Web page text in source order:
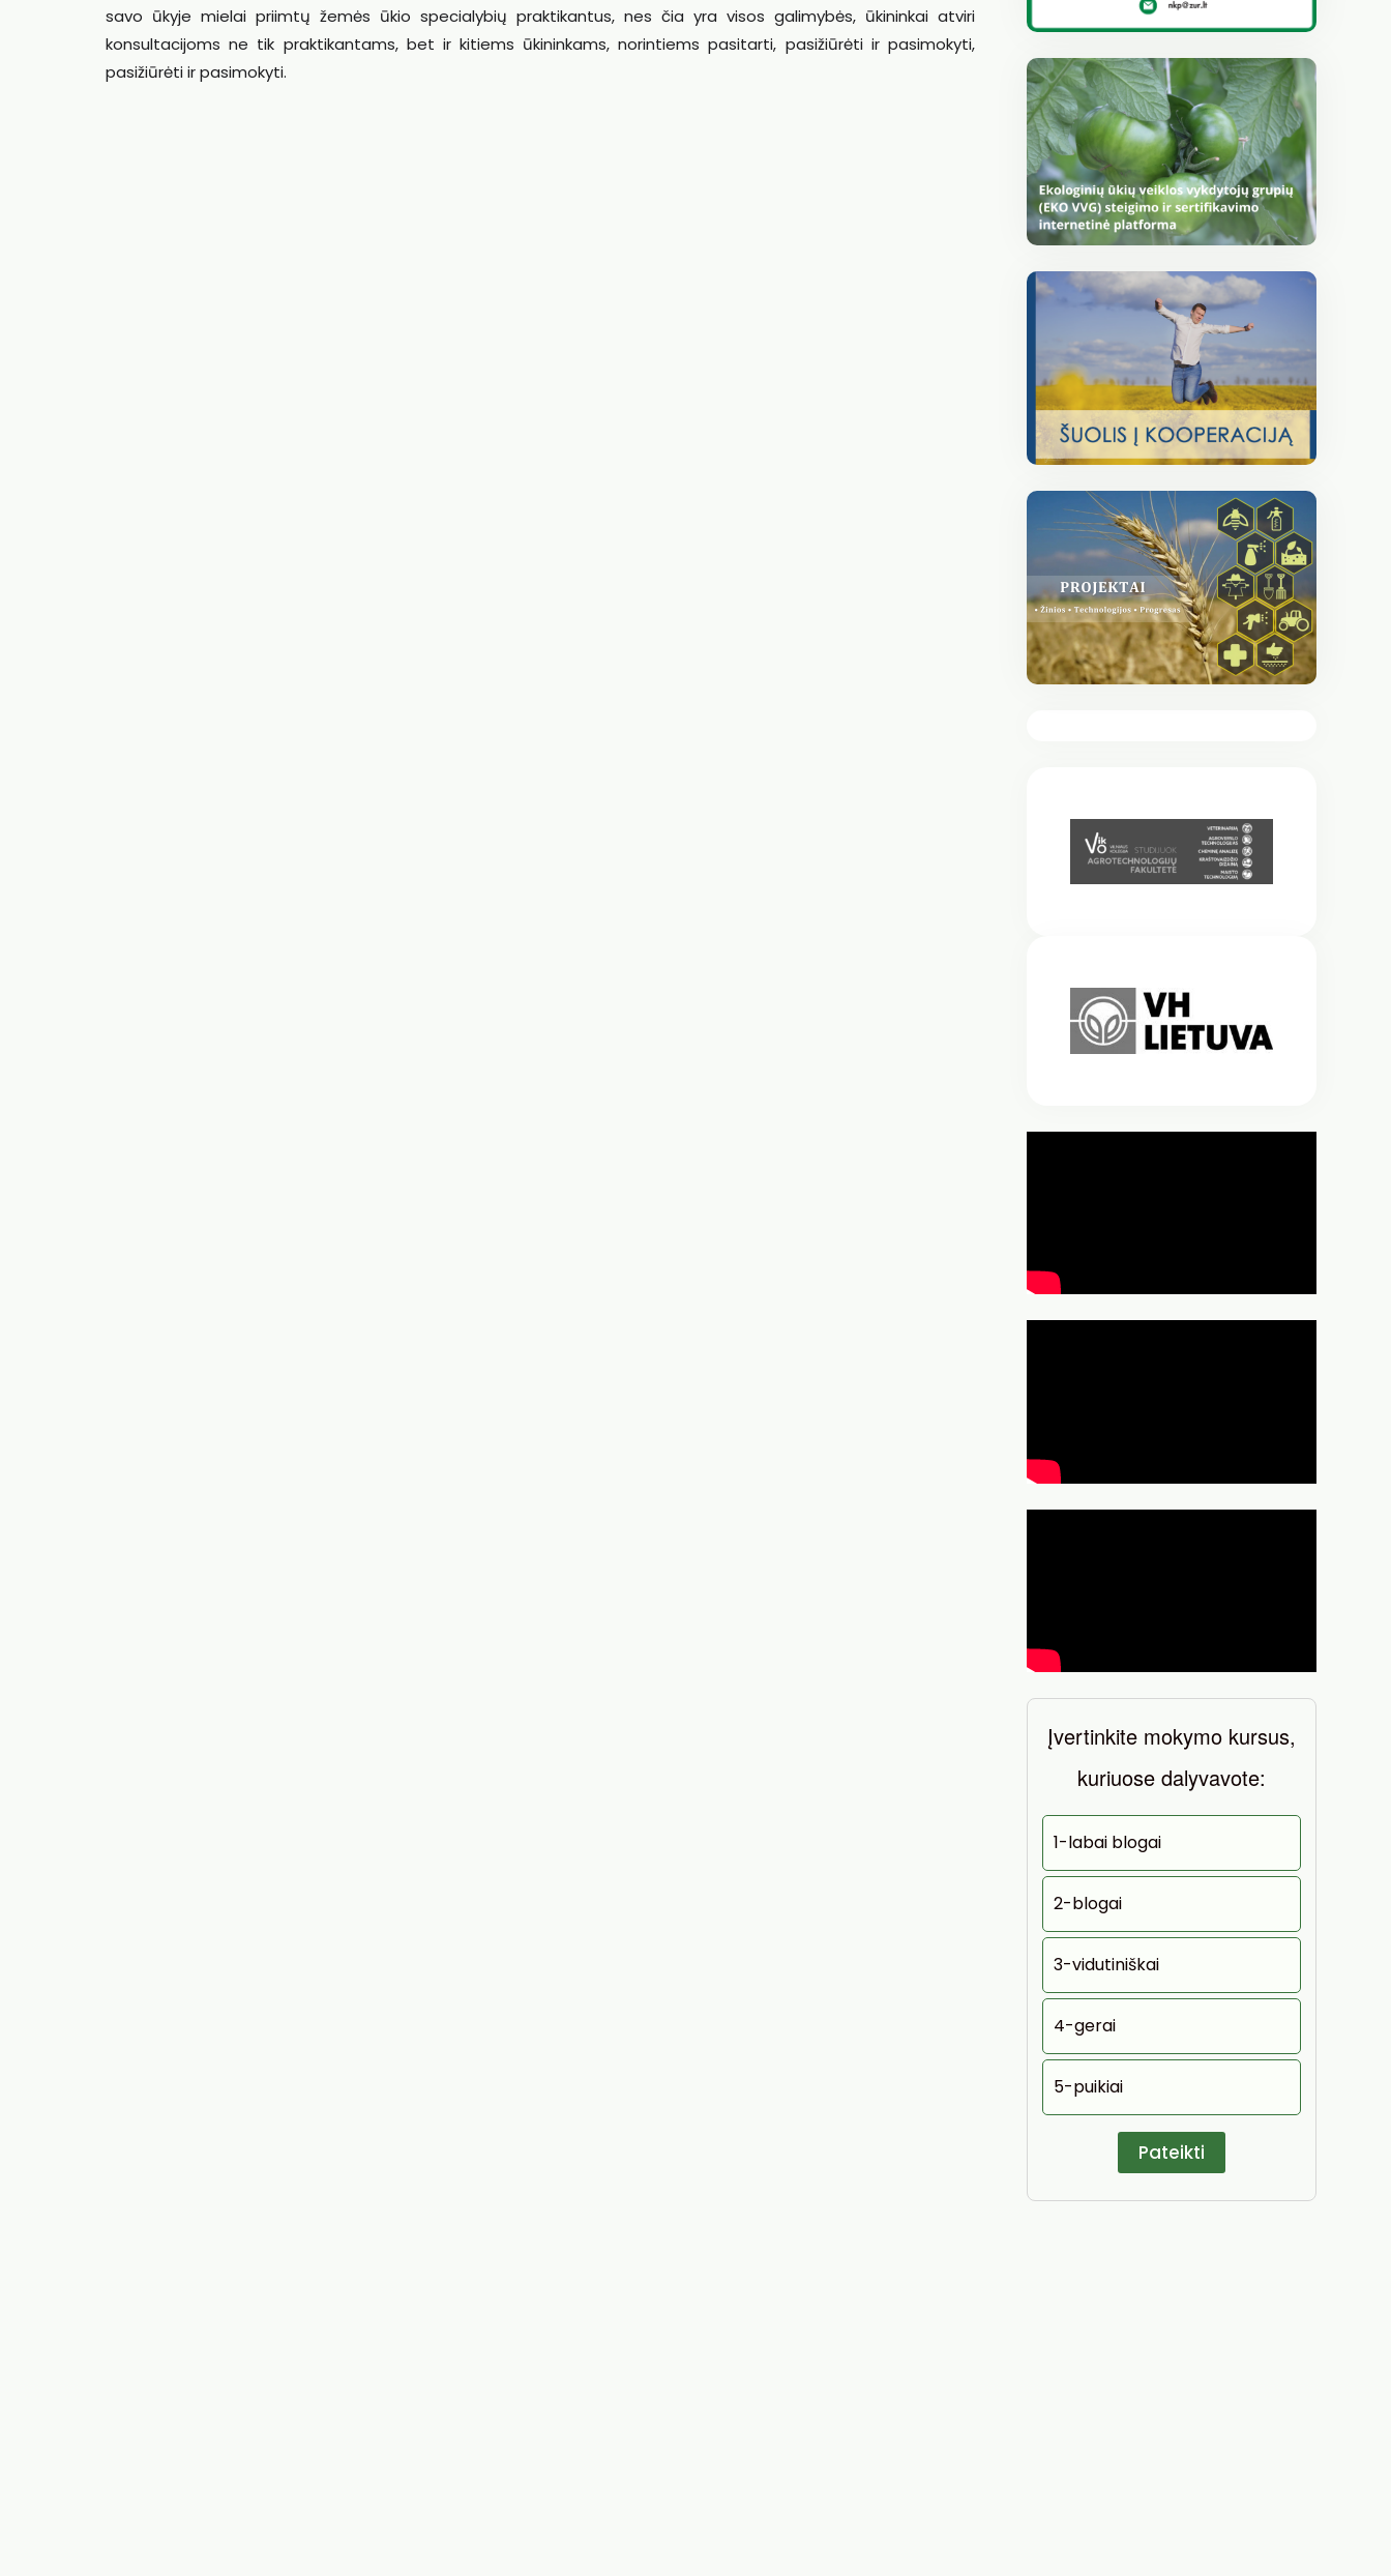
savo ūkyje mielai priimtų žemės ūkio specialybių praktikantus, nes čia yra visos galimybės, ūkininkai atviri
konsultacijoms ne tik praktikantams, bet ir kitiems ūkininkams, norintiems pasitarti, pasižiūrėti ir pasimokyti,
pasižiūrėti ir pasimokyti.
Įvertinkite mokymo kursus,
kuriuose dalyvavote:
1-labai blogai
2-blogai
3-vidutiniškai
4-gerai
5-puikiai